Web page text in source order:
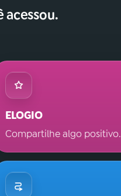
acessou.
ELOGIO
Compartilhe algo positivo.